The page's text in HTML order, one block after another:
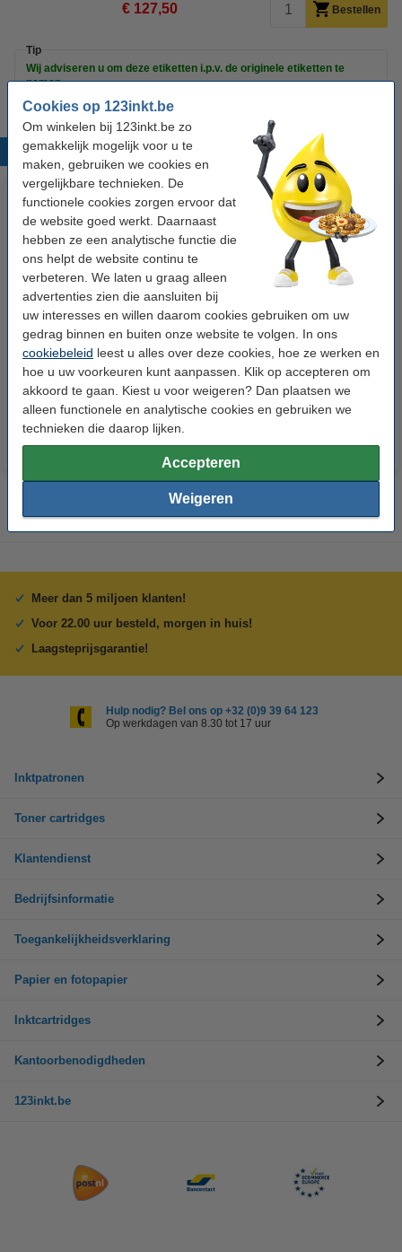
Cookies op 123inkt.be
Om winkelen bij 123inkt.be zo
gemakkelijk mogelijk voor u te
maken, gebruiken we cookies en
vergelijkbare technieken. De
functionele cookies zorgen ervoor dat
de website goed werkt. Daarnaast
hebben ze een analytische functie die
ons helpt de website continu te
verbeteren. We laten u graag alleen
advertenties zien die aansluiten bij
uw interesses en willen daarom cookies gebruiken om uw
gedrag binnen en buiten onze website te volgen. In ons
cookiebeleid leest u alles over deze cookies, hoe ze werken en
hoe u uw voorkeuren kunt aanpassen. Klik op accepteren om
akkoord te gaan. Kiest u voor weigeren? Dan plaatsen we
alleen functionele en analytische cookies en gebruiken we
technieken die daarop lijken.
Accepteren
Weigeren
€ 127,50 Bestellen
Tip
Wij adviseren u om deze etiketten i.p.v. de originele etiketten te
nemen.
Populaire producten
123accu Xtreme Power MN1500
Penlite AA batterij 24 stuks
€ 14,95 Incl. 21% btw
123inkt kopieerpapier 1 doos
van 2500 vellen A4 - 80 g/m²
€ 33,50 Incl. 21% btw
Meer dan 5 miljoen klanten!
Voor 22.00 uur besteld, morgen in huis!
Laagsteprijsgarantie!
Hulp nodig? Bel ons op +32 (0)9 39 64 123
Op werkdagen van 8.30 tot 17 uur
Inktpatronen
Toner cartridges
Klantendienst
Bedrijfsinformatie
Toegankelijkheidsverklaring
Papier en fotopapier
Inktcartridges
Kantoorbenodigdheden
123inkt.be